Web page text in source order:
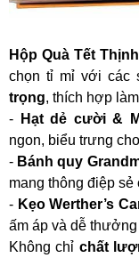
Hộp Quà Tết
chọn tỉ mỉ với các
trọng, thích hợp
-
Hạt dẻ cười &
ngon, biểu trưng
- Bánh quy
mang thông điệp sẻ
- Kẹo Werther’s
ấm áp và dễ
Không chỉ chất